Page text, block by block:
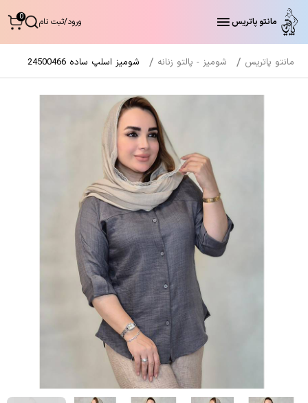
مانتو پاتریس ورود/ثبت نام 0
مانتو پاتریس شومیز - پالتو زنانه شومیز اسلپ ساده 24500466